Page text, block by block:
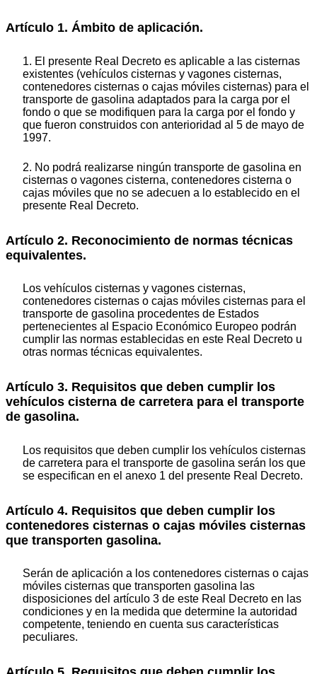
Artículo 1. Ámbito de aplicación.
1. El presente Real Decreto es aplicable a las cisternas
existentes (vehículos cisternas y vagones cisternas,
contenedores cisternas o cajas móviles cisternas) para el
transporte de gasolina adaptados para la carga por el
fondo o que se modifiquen para la carga por el fondo y
que fueron construidos con anterioridad al 5 de mayo de
1997.
2. No podrá realizarse ningún transporte de gasolina en
cisternas o vagones cisterna, contenedores cisterna o
cajas móviles que no se adecuen a lo establecido en el
presente Real Decreto.
Artículo 2. Reconocimiento de normas técnicas
equivalentes.
Los vehículos cisternas y vagones cisternas,
contenedores cisternas o cajas móviles cisternas para el
transporte de gasolina procedentes de Estados
pertenecientes al Espacio Económico Europeo podrán
cumplir las normas establecidas en este Real Decreto u
otras normas técnicas equivalentes.
Artículo 3. Requisitos que deben cumplir los
vehículos cisterna de carretera para el transporte
de gasolina.
Los requisitos que deben cumplir los vehículos cisternas
de carretera para el transporte de gasolina serán los que
se especifican en el anexo 1 del presente Real Decreto.
Artículo 4. Requisitos que deben cumplir los
contenedores cisternas o cajas móviles cisternas
que transporten gasolina.
Serán de aplicación a los contenedores cisternas o cajas
móviles cisternas que transporten gasolina las
disposiciones del artículo 3 de este Real Decreto en las
condiciones y en la medida que determine la autoridad
competente, teniendo en cuenta sus características
peculiares.